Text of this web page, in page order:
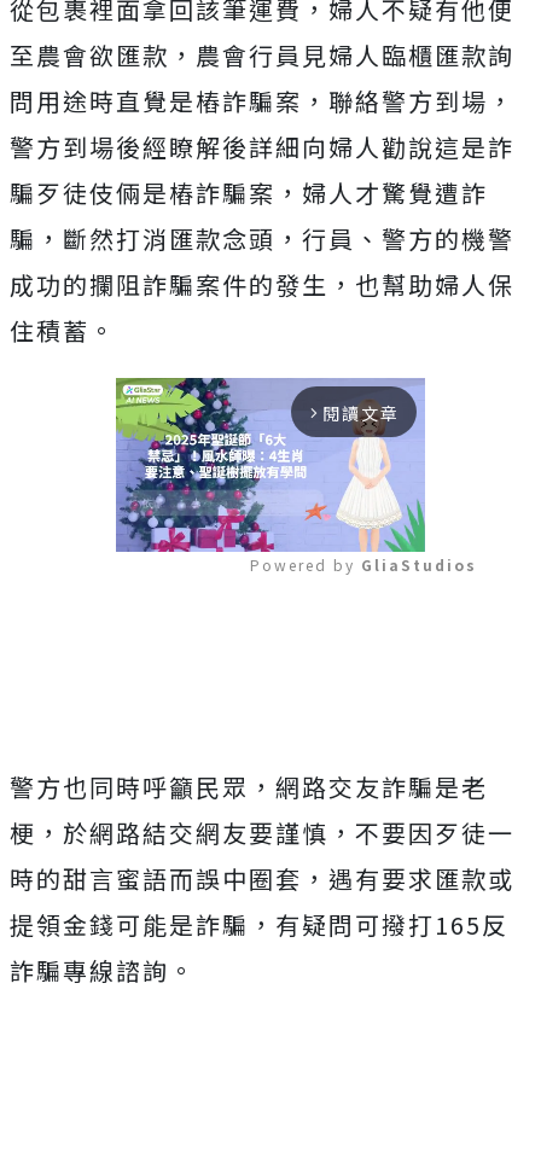
從包裹裡面拿回該筆運費，婦人不疑有他便
至農會欲匯款，農會行員見婦人臨櫃匯款詢
問用途時直覺是樁詐騙案，聯絡警方到場，
警方到場後經瞭解後詳細向婦人勸說這是詐
騙歹徒伎倆是樁詐騙案，婦人才驚覺遭詐
騙，斷然打消匯款念頭，行員、警方的機警
成功的攔阻詐騙案件的發生，也幫助婦人保
住積蓄。
arrow_forward_ios 閱讀文章
Powered by GliaStudios
警方也同時呼籲民眾，網路交友詐騙是老
梗，於網路結交網友要謹慎，不要因歹徒一
時的甜言蜜語而誤中圈套，遇有要求匯款或
提領金錢可能是詐騙，有疑問可撥打165反
詐騙專線諮詢。